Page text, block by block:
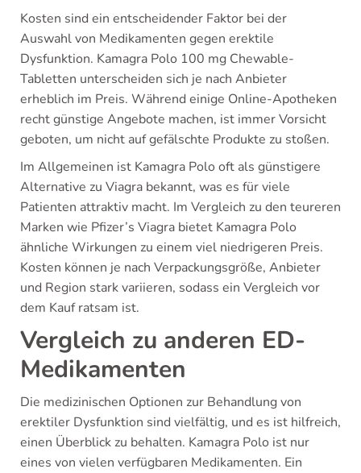
Kosten sind ein entscheidender Faktor bei der
Auswahl von Medikamenten gegen erektile
Dysfunktion. Kamagra Polo 100 mg Chewable-
Tabletten unterscheiden sich je nach Anbieter
erheblich im Preis. Während einige Online-Apotheken
recht günstige Angebote machen, ist immer Vorsicht
geboten, um nicht auf gefälschte Produkte zu stoßen.
Im Allgemeinen ist Kamagra Polo oft als günstigere
Alternative zu Viagra bekannt, was es für viele
Patienten attraktiv macht. Im Vergleich zu den teureren
Marken wie Pfizer’s Viagra bietet Kamagra Polo
ähnliche Wirkungen zu einem viel niedrigeren Preis.
Kosten können je nach Verpackungsgröße, Anbieter
und Region stark variieren, sodass ein Vergleich vor
dem Kauf ratsam ist.
Vergleich zu anderen ED-
Medikamenten
Die medizinischen Optionen zur Behandlung von
erektiler Dysfunktion sind vielfältig, und es ist hilfreich,
einen Überblick zu behalten. Kamagra Polo ist nur
eines von vielen verfügbaren Medikamenten. Ein